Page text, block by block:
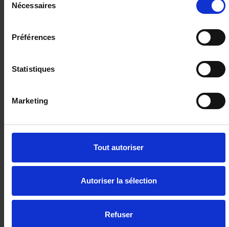
Nécessaires
Préférences
Statistiques
Marketing
Tout autoriser
Autoriser la sélection
Refuser
RENAULT CAPTUR
10 km - 2025 - Essence Hybride - Boîte auto
27 490€